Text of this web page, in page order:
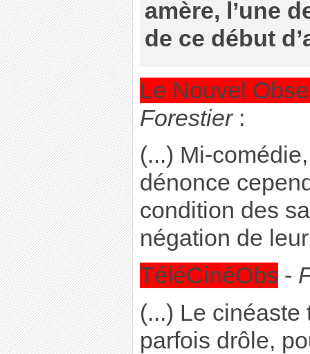
amère, l’une
de ce début
Le Nouvel
Forestier:
(...) Mi-
dénonce
condition des
négation de
TéléCinéObs -
(...) Le cinéaste
parfois drôle,